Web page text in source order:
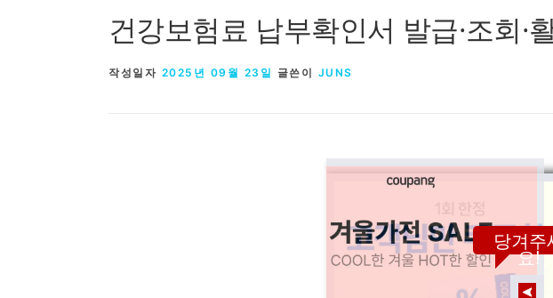
건강보험료 납부확인서 발급·조회·
작성일자 2025년 09월 23일 글쓴이 JUNS
당겨주세
요!